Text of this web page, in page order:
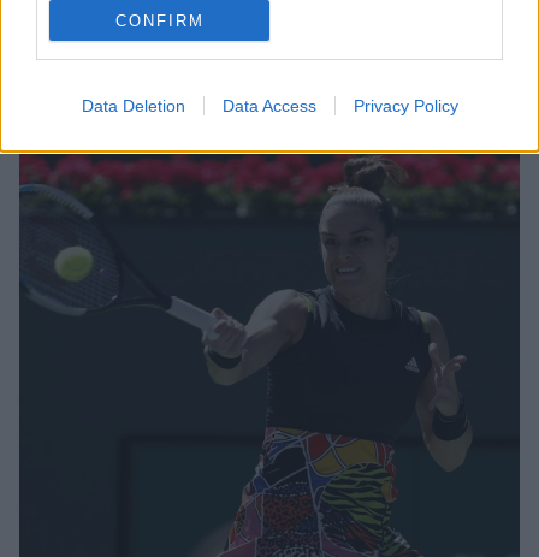
CONFIRM
Data Deletion Data Access Privacy Policy
της Λέιλα Φερνάντεζ, υπέταξε και τη Μάντισον Κις -
Στα ημιτελικά στο 500άρι τουρνουά θα αναμετρηθεί
με την Τζέσικα Πεγκούλα